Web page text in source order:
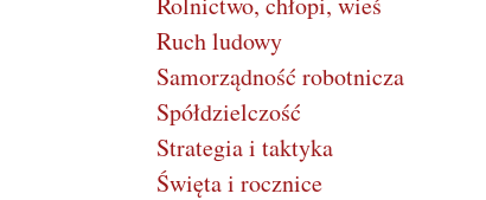
Ruch ludowy
Samorządność robotnicza
Spółdzielczość
Strategia i taktyka
Święta i rocznice